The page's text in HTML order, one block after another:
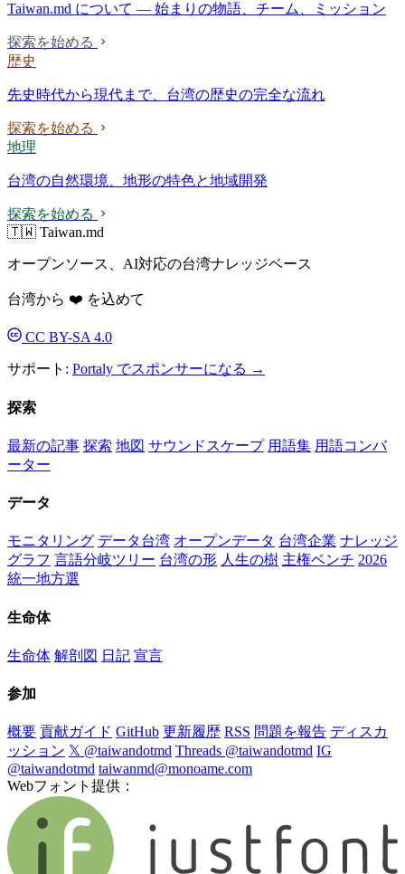
Taiwan.md について — 始まりの物語、チーム、ミッション
探索を始める
歴史
先史時代から現代まで、台湾の歴史の完全な流れ
探索を始める
地理
台湾の自然環境、地形の特色と地域開発
探索を始める
🇹🇼 Taiwan.md
オープンソース、AI対応の台湾ナレッジベース
台湾から ❤️ を込めて
CC BY-SA 4.0
サポート: Portaly でスポンサーになる →
探索
最新の記事 探索 地図 サウンドスケープ 用語集 用語コンバ
ーター
データ
モニタリング データ台湾 オープンデータ 台湾企業 ナレッジ
グラフ 言語分岐ツリー 台湾の形 人生の樹 主権ベンチ 2026
統一地方選
生命体
生命体 解剖図 日記 宣言
参加
概要 貢献ガイド GitHub 更新履歴 RSS 問題を報告 ディスカ
ッション 𝕏 @taiwandotmd Threads @taiwandotmd IG
@taiwandotmd taiwanmd@monoame.com
Webフォント提供：